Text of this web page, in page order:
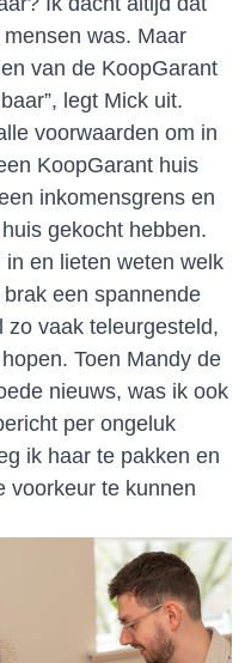
was. Maar
van de KoopGarant
legt Mick uit.
voorwaarden om in
KoopGarant huis
inkomensgrens en
gekocht hebben.
en lieten weten welk
een spannende
zo vaak teleurgesteld,
Toen Mandy de
nieuws, was ik ook
per ongeluk
ik haar te pakken en
voorkeur te kunnen